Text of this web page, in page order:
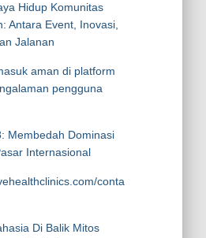
Hidup Komunitas
Antara Event, Inovasi,
Jalanan
aman di platform
pengguna
Membedah Dominasi
Internasional
conta
Di Balik Mitos